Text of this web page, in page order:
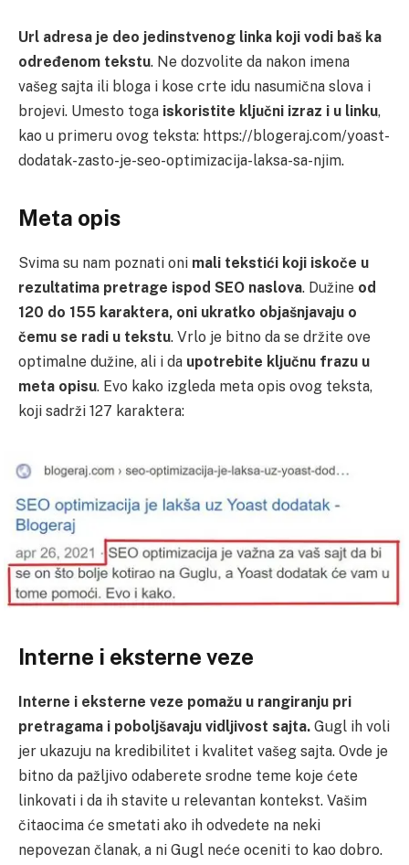
Url adresa je deo jedinstvenog linka koji vodi baš ka
određenom tekstu. Ne dozvolite da nakon imena
vašeg sajta ili bloga i kose crte idu nasumična slova i
brojevi. Umesto toga iskoristite ključni izraz i u linku,
kao u primeru ovog teksta: https://blogeraj.com/yoast-
dodatak-zasto-je-seo-optimizacija-laksa-sa-njim.
Meta opis
Svima su nam poznati oni mali tekstići koji iskoče u
rezultatima pretrage ispod SEO naslova. Dužine od
120 do 155 karaktera, oni ukratko objašnjavaju o
čemu se radi u tekstu. Vrlo je bitno da se držite ove
optimalne dužine, ali i da upotrebite ključnu frazu u
meta opisu. Evo kako izgleda meta opis ovog teksta,
koji sadrži 127 karaktera:
Interne i eksterne veze
Interne i eksterne veze pomažu u rangiranju pri
pretragama i poboljšavaju vidljivost sajta. Gugl ih voli
jer ukazuju na kredibilitet i kvalitet vašeg sajta. Ovde je
bitno da pažljivo odaberete srodne teme koje ćete
linkovati i da ih stavite u relevantan kontekst. Vašim
čitaocima će smetati ako ih odvedete na neki
nepovezan članak, a ni Gugl neće oceniti to kao dobro.